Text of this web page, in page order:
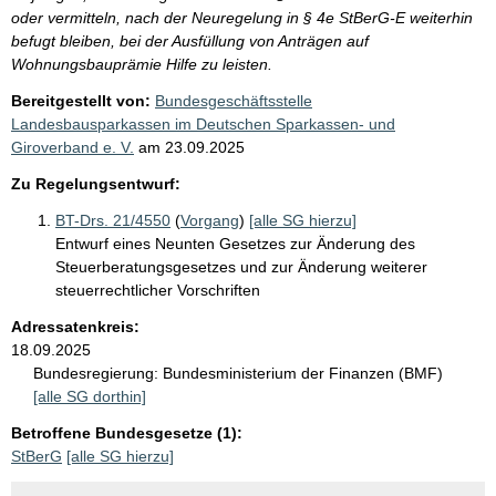
oder vermitteln, nach der Neuregelung in § 4e StBerG-E weiterhin
befugt bleiben, bei der Ausfüllung von Anträgen auf
Wohnungsbauprämie Hilfe zu leisten.
Bereitgestellt von: Bundesgeschäftsstelle
Landesbausparkassen im Deutschen Sparkassen- und
Giroverband e. V. am 23.09.2025
Zu Regelungsentwurf:
BT-Drs. 21/4550 (Vorgang) [alle SG hierzu]
Entwurf eines Neunten Gesetzes zur Änderung des
Steuerberatungsgesetzes und zur Änderung weiterer
steuerrechtlicher Vorschriften
Adressatenkreis:
18.09.2025
Bundesregierung: Bundesministerium der Finanzen (BMF)
[alle SG dorthin]
Betroffene Bundesgesetze (1):
StBerG [alle SG hierzu]